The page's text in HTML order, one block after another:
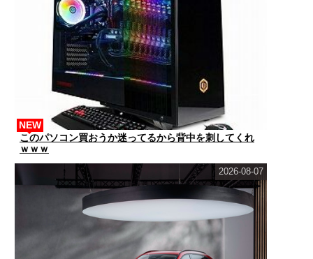
このパソコン買おうか迷ってるから背中を刺してくれ
ｗｗｗ
NEW
2026-08-07